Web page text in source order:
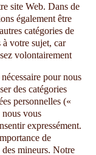
site Web. Dans de
également être
catégories de
à votre sujet, car
volontairement
pour nous
des catégories
personnelles («
nous vous
expressément.
de
mineurs. Notre